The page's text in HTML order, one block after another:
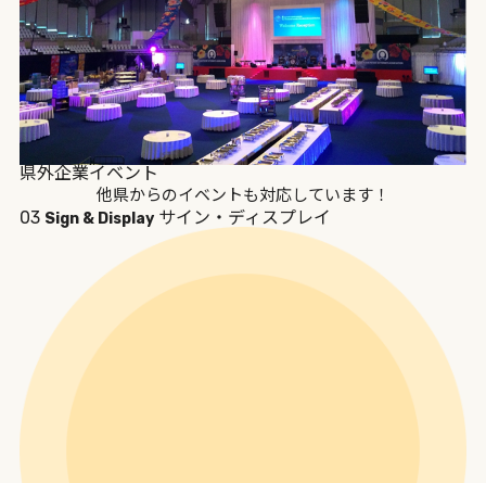
県外企業イベント
他県からのイベントも対応しています！
03 Sign & Display サイン・ディスプレイ